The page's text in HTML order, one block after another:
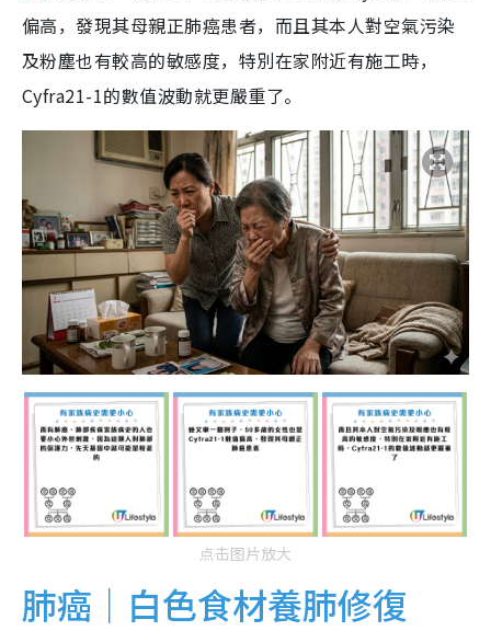
偏高，發現其母親正肺癌患者，而且其本人對空氣污染
及粉塵也有較高的敏感度，特別在家附近有施工時，
Cyfra21-1的數值波動就更嚴重了。
点击图片放大
肺癌｜白色食材養肺修復